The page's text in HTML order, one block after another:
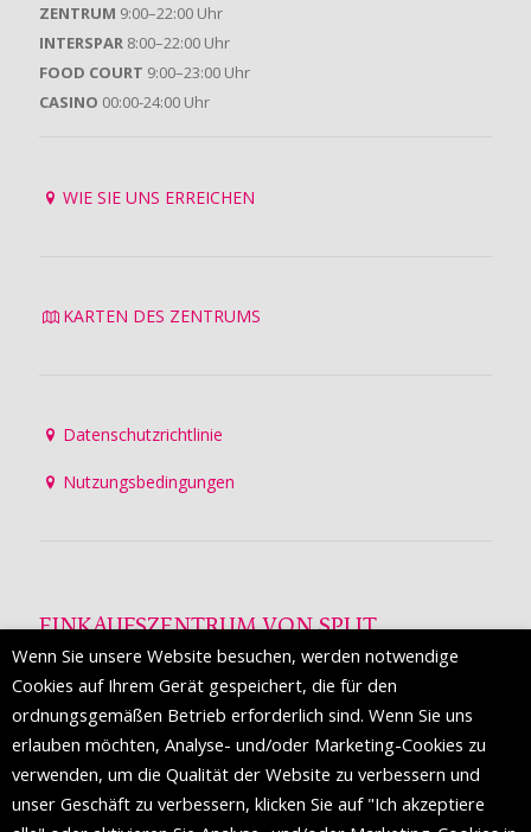
ZENTRUM 9:00–22:00 Uhr
INTERSPAR 8:00–22:00 Uhr
FOOD COURT 9:00–23:00 Uhr
CASINO 00:00-24:00 Uhr
WIE SIE UNS ERREICHEN
KARTEN DES ZENTRUMS
Datenschutzrichtlinie
Nutzungsbedingungen
EINKAUFSZENTRUM VON SPLIT
ist ein prestigeträchtiges Einkaufsziel mit
etwa 200 Einzelhandelsmarken und einer Reihe von
Weltmodemarken, die zum ersten Mal in Split erscheinen.
FOLGEN SIE UNS
Wenn Sie unsere Website besuchen, werden notwendige
Cookies auf Ihrem Gerät gespeichert, die für den
ordnungsgemäßen Betrieb erforderlich sind. Wenn Sie uns
erlauben möchten, Analyse- und/oder Marketing-Cookies zu
verwenden, um die Qualität der Website zu verbessern und
unser Geschäft zu verbessern, klicken Sie auf "Ich akzeptiere